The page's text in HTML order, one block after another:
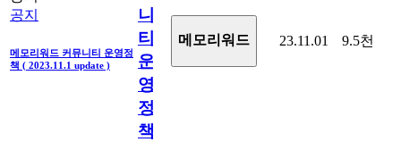
공지
메모리워드 커뮤니티 운영정
책 ( 2023.11.1 update )
니
티
운
영
정
책
메모리워드 23.11.01 9.5천